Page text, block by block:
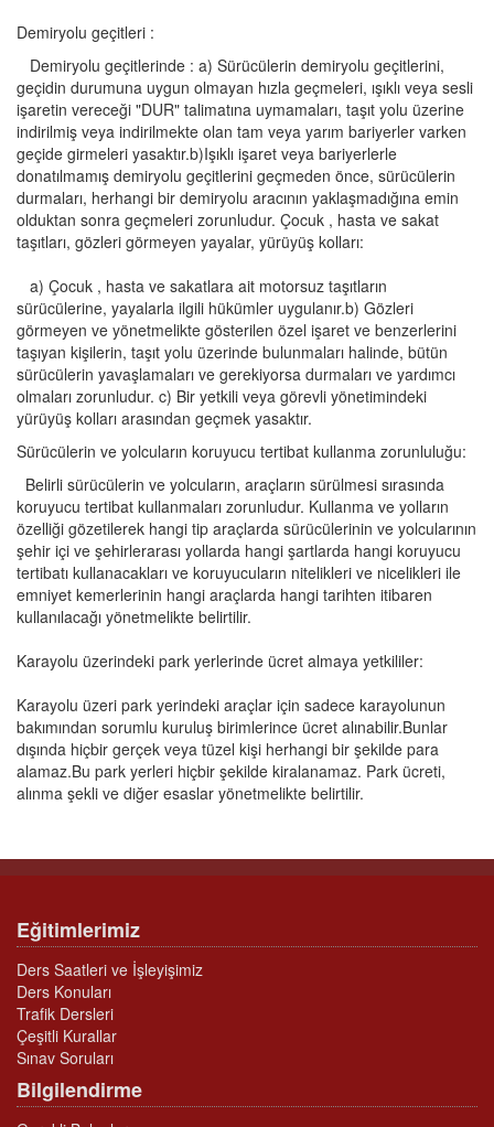
Demiryolu geçitleri :
Demiryolu geçitlerinde : a) Sürücülerin demiryolu geçitlerini,
geçidin durumuna uygun olmayan hızla geçmeleri, ışıklı veya sesli
işaretin vereceği "DUR" talimatına uymamaları, taşıt yolu üzerine
indirilmiş veya indirilmekte olan tam veya yarım bariyerler varken
geçide girmeleri yasaktır.b)Işıklı işaret veya bariyerlerle
donatılmamış demiryolu geçitlerini geçmeden önce, sürücülerin
durmaları, herhangi bir demiryolu aracının yaklaşmadığına emin
olduktan sonra geçmeleri zorunludur. Çocuk , hasta ve sakat
taşıtları, gözleri görmeyen yayalar, yürüyüş kolları:
a) Çocuk , hasta ve sakatlara ait motorsuz taşıtların
sürücülerine, yayalarla ilgili hükümler uygulanır.b) Gözleri
görmeyen ve yönetmelikte gösterilen özel işaret ve benzerlerini
taşıyan kişilerin, taşıt yolu üzerinde bulunmaları halinde, bütün
sürücülerin yavaşlamaları ve gerekiyorsa durmaları ve yardımcı
olmaları zorunludur. c) Bir yetkili veya görevli yönetimindeki
yürüyüş kolları arasından geçmek yasaktır.
Sürücülerin ve yolcuların koruyucu tertibat kullanma zorunluluğu:
Belirli sürücülerin ve yolcuların, araçların sürülmesi sırasında
koruyucu tertibat kullanmaları zorunludur. Kullanma ve yolların
özelliği gözetilerek hangi tip araçlarda sürücülerinin ve yolcularının
şehir içi ve şehirlerarası yollarda hangi şartlarda hangi koruyucu
tertibatı kullanacakları ve koruyucuların nitelikleri ve nicelikleri ile
emniyet kemerlerinin hangi araçlarda hangi tarihten itibaren
kullanılacağı yönetmelikte belirtilir.
Karayolu üzerindeki park yerlerinde ücret almaya yetkililer:
Karayolu üzeri park yerindeki araçlar için sadece karayolunun
bakımından sorumlu kuruluş birimlerince ücret alınabilir.Bunlar
dışında hiçbir gerçek veya tüzel kişi herhangi bir şekilde para
alamaz.Bu park yerleri hiçbir şekilde kiralanamaz. Park ücreti,
alınma şekli ve diğer esaslar yönetmelikte belirtilir.
Eğitimlerimiz
Ders Saatleri ve İşleyişimiz
Ders Konuları
Trafik Dersleri
Çeşitli Kurallar
Sınav Soruları
Bilgilendirme